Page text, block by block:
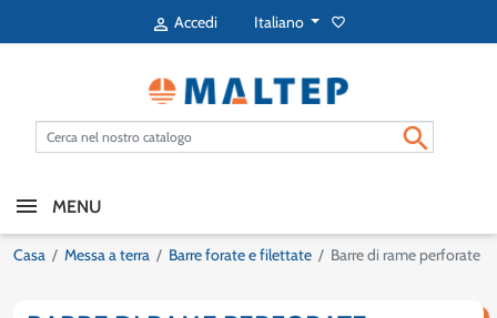
 Accedi Italiano favorite_border

MENU
Casa Messa a terra Barre forate e filettate Barre di rame perforate